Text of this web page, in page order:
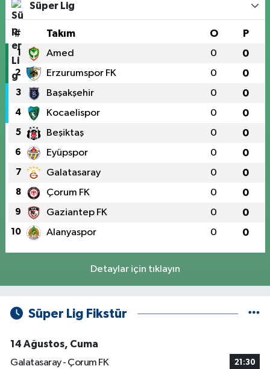
Süper Lig
# Takım O P
1 Amed 0 0
2 Erzurumspor FK 0 0
3 Başakşehir 0 0
4 Kocaelispor 0 0
5 Beşiktaş 0 0
6 Eyüpspor 0 0
7 Galatasaray 0 0
8 Çorum FK 0 0
9 Gaziantep FK 0 0
10 Alanyaspor 0 0
Detaylar için tıklayın
Süper Lig Fikstür
14 Ağustos, Cuma
Galatasaray - Çorum FK
21:30